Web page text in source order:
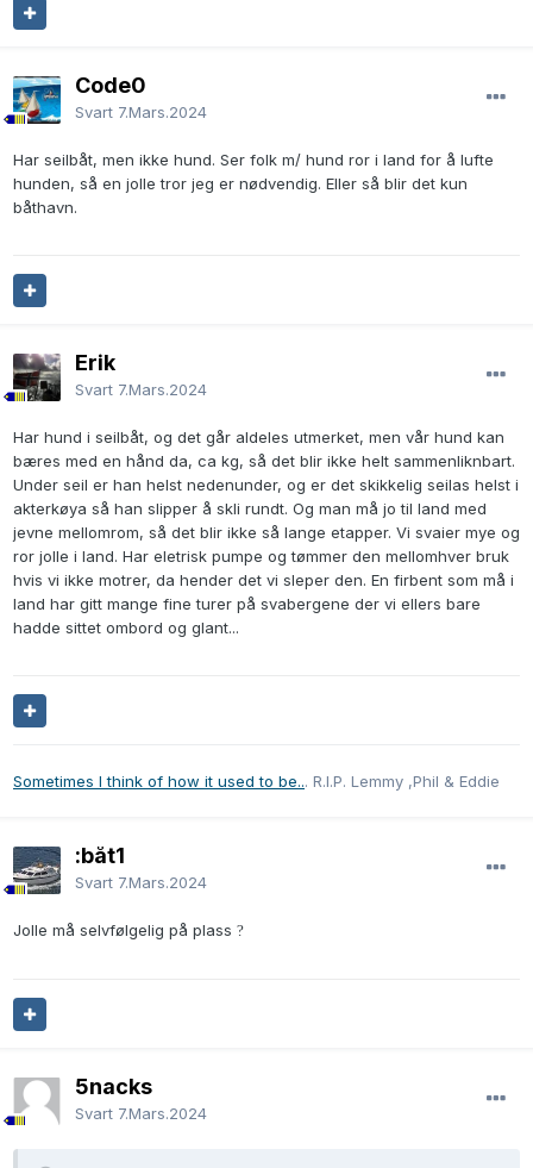
Code0
Svart 7.Mars.2024
Har seilbåt, men ikke hund. Ser folk m/ hund ror i land for å lufte
hunden, så en jolle tror jeg er nødvendig. Eller så blir det kun
båthavn.
Erik
Svart 7.Mars.2024
Har hund i seilbåt, og det går aldeles utmerket, men vår hund kan
bæres med en hånd da, ca kg, så det blir ikke helt sammenliknbart.
Under seil er han helst nedenunder, og er det skikkelig seilas helst i
akterkøya så han slipper å skli rundt. Og man må jo til land med
jevne mellomrom, så det blir ikke så lange etapper. Vi svaier mye og
ror jolle i land. Har eletrisk pumpe og tømmer den mellomhver bruk
hvis vi ikke motrer, da hender det vi sleper den. En firbent som må i
land har gitt mange fine turer på svabergene der vi ellers bare
hadde sittet ombord og glant...
Sometimes I think of how it used to be... R.I.P. Lemmy ,Phil & Eddie
:båt1
Svart 7.Mars.2024
Jolle må selvfølgelig på plass ?
5nacks
Svart 7.Mars.2024